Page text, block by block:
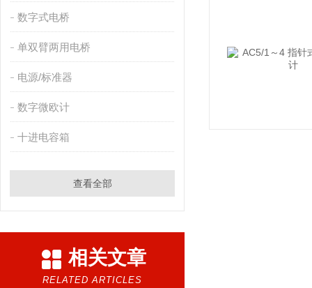
数字式电桥
单双臂两用电桥
电源/标准器
数字微欧计
十进电容箱
查看全部
相关文章
RELATED ARTICLES